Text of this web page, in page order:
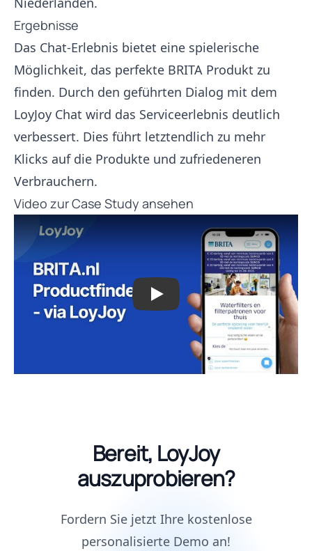
Ergebnisse
Das Chat-Erlebnis bietet eine spielerische
Möglichkeit, das perfekte BRITA Produkt zu
finden. Durch den geführten Dialog mit dem
LoyJoy Chat wird das Serviceerlebnis deutlich
verbessert. Dies führt letztendlich zu mehr
Klicks auf die Produkte und zufriedeneren
Verbrauchern.
Video zur Case Study ansehen
Play
Bereit, LoyJoy
auszuprobieren?
Fordern Sie jetzt Ihre kostenlose
personalisierte Demo an!